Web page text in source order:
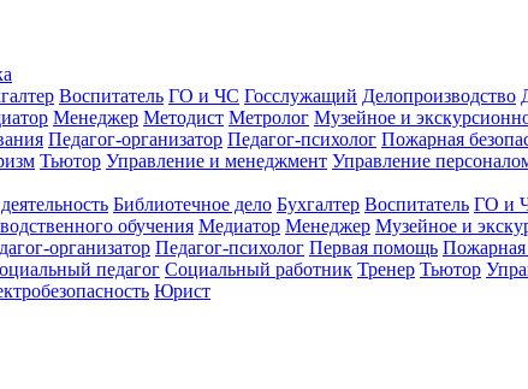
Воспитатель ГО и ЧС Госслужащий Делопроизводство
Менеджер Методист Метролог Музейное и
Педагог-организатор Педагог-психолог Пожарная
Тьютор Управление и менеджмент Управление
Библиотечное дело Бухгалтер Воспитатель ГО и
обучения Медиатор Менеджер Музейное и
организатор Педагог-психолог Первая помощь Пожарная
педагог Социальный работник Тренер Тьютор
Юрист